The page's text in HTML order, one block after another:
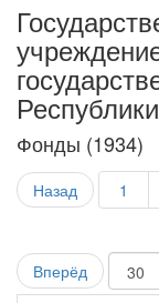
Фонды (1934)
Назад 1
Вперёд